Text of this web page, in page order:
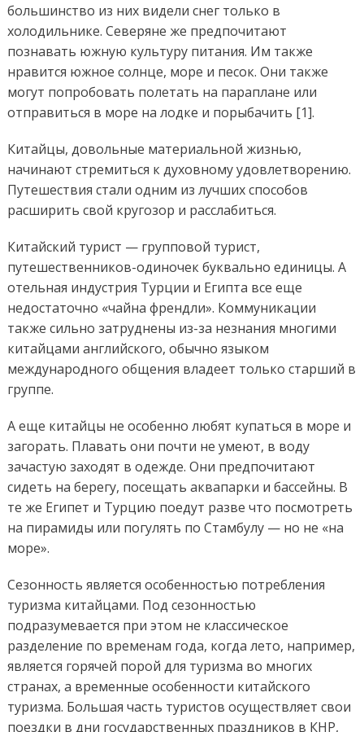
большинство из них видели снег только в
холодильнике. Северяне же предпочитают
познавать южную культуру питания. Им также
нравится южное солнце, море и песок. Они также
могут попробовать полетать на параплане или
отправиться в море на лодке и порыбачить [1].
Китайцы, довольные материальной жизнью,
начинают стремиться к духовному удовлетворению.
Путешествия стали одним из лучших способов
расширить свой кругозор и расслабиться.
Китайский турист — групповой турист,
путешественников-одиночек буквально единицы. А
отельная индустрия Турции и Египта все еще
недостаточно «чайна френдли». Коммуникации
также сильно затруднены из-за незнания многими
китайцами английского, обычно языком
международного общения владеет только старший в
группе.
А еще китайцы не особенно любят купаться в море и
загорать. Плавать они почти не умеют, в воду
зачастую заходят в одежде. Они предпочитают
сидеть на берегу, посещать аквапарки и бассейны. В
те же Египет и Турцию поедут разве что посмотреть
на пирамиды или погулять по Стамбулу — но не «на
море».
Сезонность является особенностью потребления
туризма китайцами. Под сезонностью
подразумевается при этом не классическое
разделение по временам года, когда лето, например,
является горячей порой для туризма во многих
странах, а временные особенности китайского
туризма. Большая часть туристов осуществляет свои
поездки в дни государственных праздников в КНР,